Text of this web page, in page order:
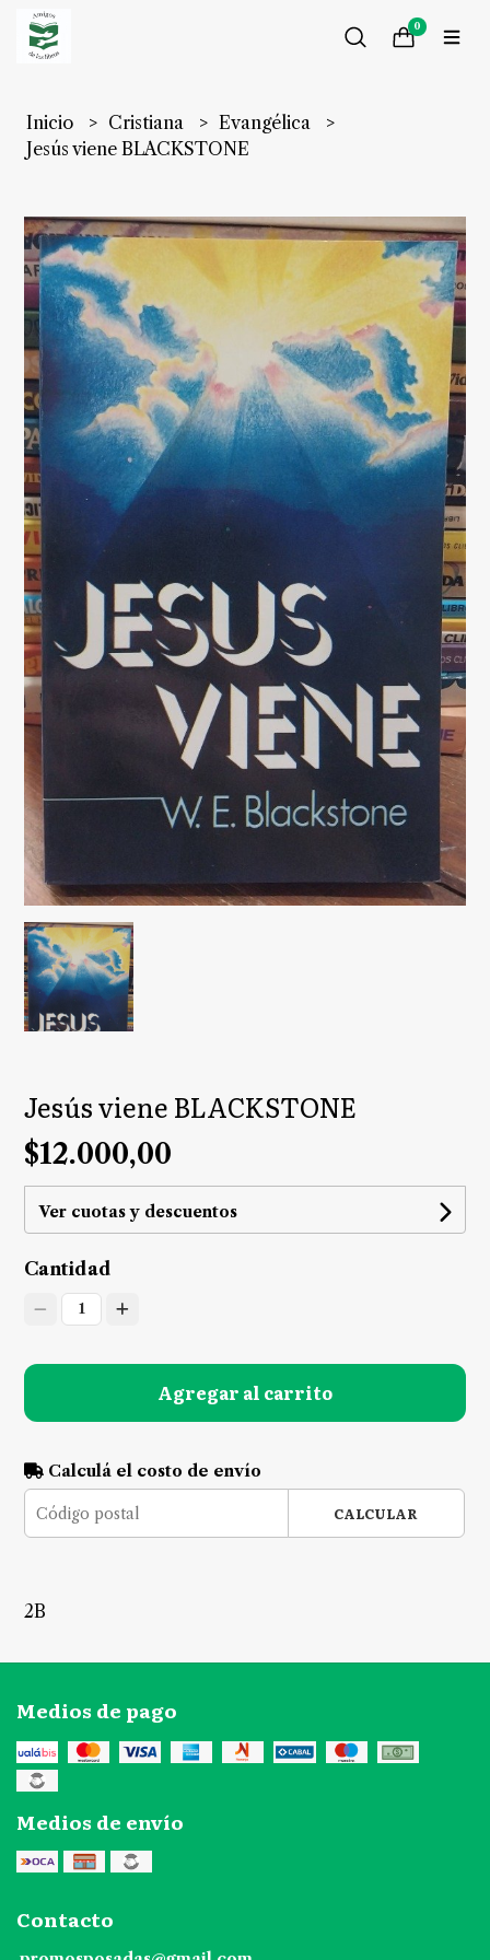
0
Inicio Cristiana
Evangélica
Jesús viene BLACKSTONE
Jesús viene BLACKSTONE
$12.000,00
Ver cuotas y descuentos
Cantidad
1
Agregar al carrito
Calculá el costo de envío
CALCULAR
2B
Medios de pago
Medios de envío
Contacto